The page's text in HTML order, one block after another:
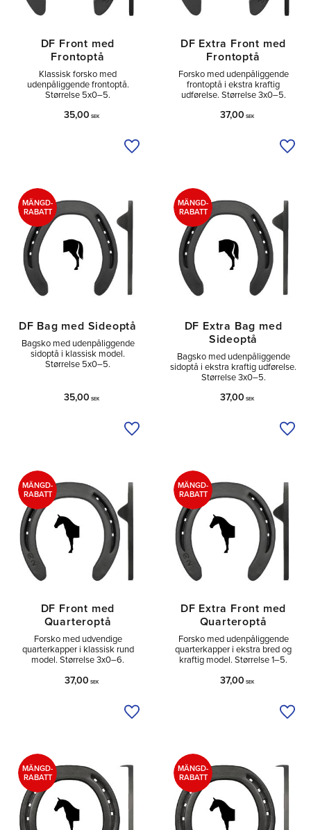
DF Front med
Frontoptå
Klassisk forsko med
udenpåliggende frontoptå.
Størrelse 5x0–5.
35,00 SEK
Tilføj til ønskeliste
DF Extra Front med
Frontoptå
Forsko med udenpåliggende
frontoptå i ekstra kraftig
udførelse. Størrelse 3x0–5.
37,00 SEK
DF Bag med Sideoptå
Bagsko med udenpåliggende
sidoptå i klassisk model.
Størrelse 5x0–5.
35,00 SEK
MÄNGD-
RABATT
Tilføj til ønskeliste
DF Extra Bag med
Sideoptå
Bagsko med udenpåliggende
sidoptå i ekstra kraftig udførelse.
Størrelse 3x0–5.
37,00 SEK
MÄNGD-
RABATT
DF Front med
Quarteroptå
Forsko med udvendige
quarterkapper i klassisk rund
model. Størrelse 3x0–6.
37,00 SEK
MÄNGD-
RABATT
Tilføj til ønskeliste
DF Extra Front med
Quarteroptå
Forsko med udenpåliggende
quarterkapper i ekstra bred og
kraftig model. Størrelse 1–5.
37,00 SEK
MÄNGD-
RABATT
MÄNGD-
RABATT
MÄNGD-
RABATT